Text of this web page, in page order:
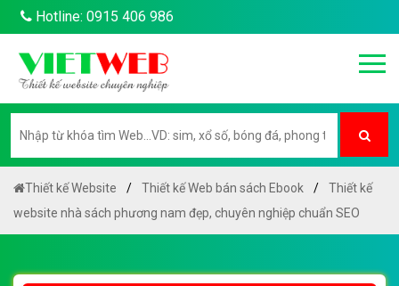
Hotline: 0915 406 986
Thiết kế Website Thiết kế Web bán sách Ebook
Thiết kế
website nhà sách phương nam đẹp, chuyên nghiệp chuẩn SEO